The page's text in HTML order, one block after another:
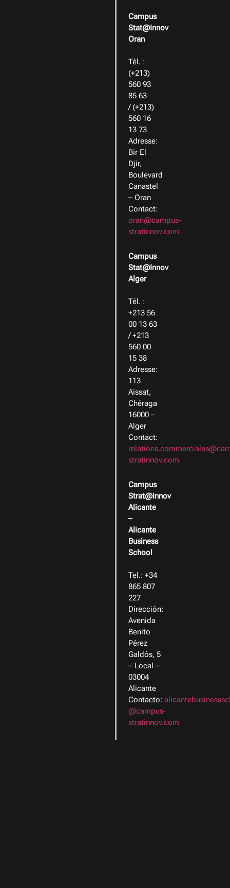
Campus
Stat@Innov
Oran
Tél. :
(+213)
560 93
85 63
/ (+213)
560 16
13 73
Adresse:
Bir El
Djir,
Boulevard
Canastel
– Oran
Contact:
oran@campus-
stratinnov.com
Campus
Stat@Innov
Alger
Tél. :
+213 56
00 13 63
/ +213
560 00
15 38
Adresse:
113
Aissat,
Chéraga
16000 –
Alger
Contact:
stratinnov.com
Campus
Strat@Innov
Alicante
–
Alicante
Business
School
Tel.: +34
865 807
227
Dirección:
Avenida
Benito
Pérez
Galdós, 5
– Local –
03004
Alicante
Contacto:
@campus-
stratinnov.com